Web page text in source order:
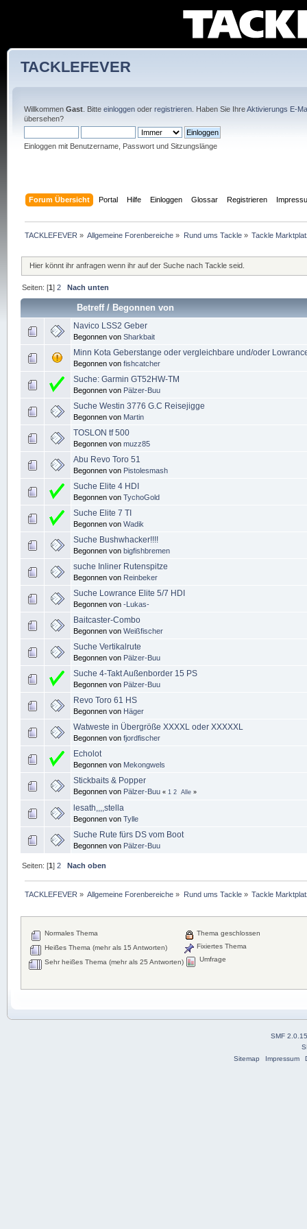
TACKLEFEVER
Willkommen Gast. Bitte einloggenoder registrieren. Haben Sie IhreAktivierungs E-
übersehen?
Einloggen mit Benutzername, Passwort und Sitzungslänge
Forum Übersicht Portal Hilfe Einloggen Glossar Registrieren
TACKLEFEVER » Allgemeine Forenbereiche » Rund ums Tackle» Tackle
Hier könnt ihr anfragen wenn ihr auf der Suche nach Tackle seid.
Seiten: [1]2 Nach unten
Betreff/ Begonnen von
Navico LSS2 Geber
Begonnen von Sharkbait
Minn Kota Geberstange oder vergleichbare und/oder
Begonnen von fishcatcher
Suche: Garmin GT52HW-TM
Begonnen von Pälzer-Buu
Suche Westin 3776 G.C Reisejigge
Begonnen von Martin
TOSLON tf 500
Begonnen von muzz85
Abu Revo Toro 51
Begonnen von Pistolesmash
Suche Elite 4 HDI
Begonnen von TychoGold
Suche Elite 7 TI
Begonnen von Wadik
Suche Bushwhacker!!!!
Begonnen von bigfishbremen
suche Inliner Rutenspitze
Begonnen von Reinbeker
Suche Lowrance Elite 5/7 HDI
Begonnen von -Lukas-
Baitcaster-Combo
Begonnen von Weißfischer
Suche Vertikalrute
Begonnen von Pälzer-Buu
Suche 4-Takt Außenborder 15 PS
Begonnen von Pälzer-Buu
Revo Toro 61 HS
Begonnen von Häger
Watweste in Übergröße XXXXL oder XXXXXL
Begonnen von fjordfischer
Echolot
Begonnen von Mekongwels
Stickbaits & Popper
Begonnen von Pälzer-Buu « 1 2 Alle»
lesath,,,,stella
Begonnen von Tylle
Suche Rute fürs DS vom Boot
Begonnen von Pälzer-Buu
Seiten: [1]2 Nach oben
TACKLEFEVER » Allgemeine Forenbereiche » Rund ums Tackle» Tackle
Normales Thema
Heißes Thema (mehr als 15 Antworten)
Sehr heißes Thema (mehr als 25 Antworten)
Thema geschlossen
Fixiertes Thema
Umfrage
SMF 2.0.15
Sitemap
Impressum